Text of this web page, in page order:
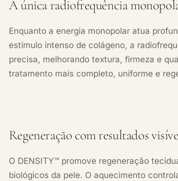
A única radiofrequência
Enquanto a energia monopolar atua
estímulo intenso de colágeno, a
precisa, melhorando textura, firmeza e
tratamento mais completo, uniforme e
Regeneração com resultados
O DENSITY™ promove regeneração
biológicos da pele. O aquecimento